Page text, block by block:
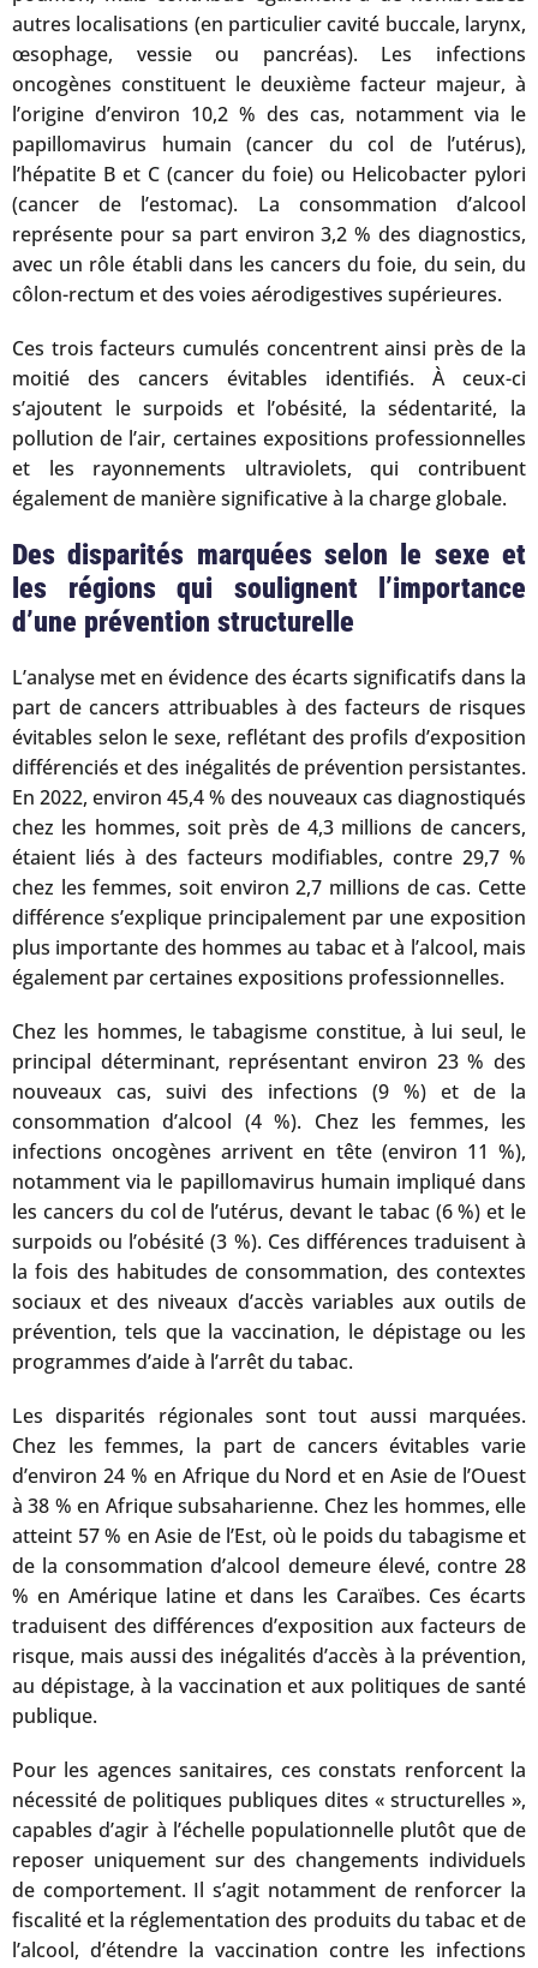
autres localisations (en particulier cavité buccale, larynx,
œsophage, vessie ou pancréas). Les infections
oncogènes constituent le deuxième facteur majeur, à
l’origine d’environ 10,2 % des cas, notamment via le
papillomavirus humain (cancer du col de l’utérus),
l’hépatite B et C (cancer du foie) ou Helicobacter pylori
(cancer de l’estomac). La consommation d’alcool
représente pour sa part environ 3,2 % des diagnostics,
avec un rôle établi dans les cancers du foie, du sein, du
côlon-rectum et des voies aérodigestives supérieures.
Ces trois facteurs cumulés concentrent ainsi près de la
moitié des cancers évitables identifiés. À ceux-ci
s’ajoutent le surpoids et l’obésité, la sédentarité, la
pollution de l’air, certaines expositions professionnelles
et les rayonnements ultraviolets, qui contribuent
également de manière significative à la charge globale.
Des disparités marquées selon le sexe et
les régions qui soulignent l’importance
d’une prévention structurelle
L’analyse met en évidence des écarts significatifs dans la
part de cancers attribuables à des facteurs de risques
évitables selon le sexe, reflétant des profils d’exposition
différenciés et des inégalités de prévention persistantes.
En 2022, environ 45,4 % des nouveaux cas diagnostiqués
chez les hommes, soit près de 4,3 millions de cancers,
étaient liés à des facteurs modifiables, contre 29,7 %
chez les femmes, soit environ 2,7 millions de cas. Cette
différence s’explique principalement par une exposition
plus importante des hommes au tabac et à l’alcool, mais
également par certaines expositions professionnelles.
Chez les hommes, le tabagisme constitue, à lui seul, le
principal déterminant, représentant environ 23 % des
nouveaux cas, suivi des infections (9 %) et de la
consommation d’alcool (4 %). Chez les femmes, les
infections oncogènes arrivent en tête (environ 11 %),
notamment via le papillomavirus humain impliqué dans
les cancers du col de l’utérus, devant le tabac (6 %) et le
surpoids ou l’obésité (3 %). Ces différences traduisent à
la fois des habitudes de consommation, des contextes
sociaux et des niveaux d’accès variables aux outils de
prévention, tels que la vaccination, le dépistage ou les
programmes d’aide à l’arrêt du tabac.
Les disparités régionales sont tout aussi marquées.
Chez les femmes, la part de cancers évitables varie
d’environ 24 % en Afrique du Nord et en Asie de l’Ouest
à 38 % en Afrique subsaharienne. Chez les hommes, elle
atteint 57 % en Asie de l’Est, où le poids du tabagisme et
de la consommation d’alcool demeure élevé, contre 28
% en Amérique latine et dans les Caraïbes. Ces écarts
traduisent des différences d’exposition aux facteurs de
risque, mais aussi des inégalités d’accès à la prévention,
au dépistage, à la vaccination et aux politiques de santé
publique.
Pour les agences sanitaires, ces constats renforcent la
nécessité de politiques publiques dites « structurelles »,
capables d’agir à l’échelle populationnelle plutôt que de
reposer uniquement sur des changements individuels
de comportement. Il s’agit notamment de renforcer la
fiscalité et la réglementation des produits du tabac et de
l’alcool, d’étendre la vaccination contre les infections